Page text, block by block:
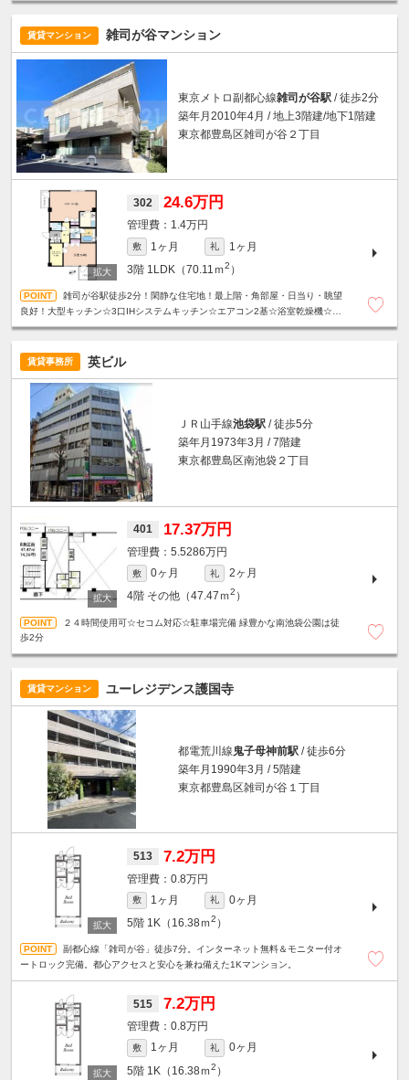
賃貸マンション 雑司が谷マンション
東京メトロ副都心線雑司が谷駅 / 徒歩2分
築年月2010年4月 / 地上3階建/地下1階建
東京都豊島区雑司が谷２丁目
302 24.6万円
1.4万円
敷 1ヶ月 礼
1ヶ月
3階 1LDK（70.11ｍ2 ）
雑司が谷駅徒歩2分！閑静な住宅地！最上階・角部屋・日当り・眺望
良好！大型キッチン☆3口IHシステムキッチン☆エアコン2基☆浴室乾燥機☆温
賃貸事務所 英ビル
ＪＲ山手線池袋駅 / 徒歩5分
築年月1973年3月 / 7階建
東京都豊島区南池袋２丁目
401 17.37万円
5.5286万円
敷 0ヶ月 礼
2ヶ月
4階 その他（47.47ｍ2 ）
２４時間使用可☆セコム対応☆駐車場完備 緑豊かな南池袋公園は徒
歩2分
賃貸マンション ユーレジデンス護国寺
都電荒川線鬼子母神前駅 / 徒歩6分
築年月1990年3月 / 5階建
東京都豊島区雑司が谷１丁目
513 7.2万円
0.8万円
敷 1ヶ月 礼
0ヶ月
5階 1K（16.38ｍ2 ）
副都心線「雑司が谷」徒歩7分。インターネット無料＆モニター付オ
ートロック完備。都心アクセスと安心を兼ね備えた1Kマンション。
515 7.2万円
0.8万円
敷 1ヶ月 礼
0ヶ月
5階 1K（16.38ｍ2 ）